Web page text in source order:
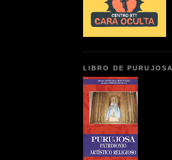
LIBRO DE PURUJOSA